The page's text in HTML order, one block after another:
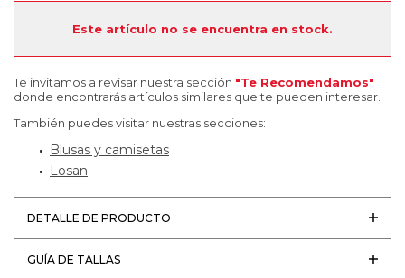
Este artículo no se encuentra en stock.
Te invitamos a revisar nuestra sección "Te Recomendamos"
donde encontrarás artículos similares que te pueden interesar.
También puedes visitar nuestras secciones:
Blusas y camisetas
Losan
DETALLE DE PRODUCTO
GUÍA DE TALLAS